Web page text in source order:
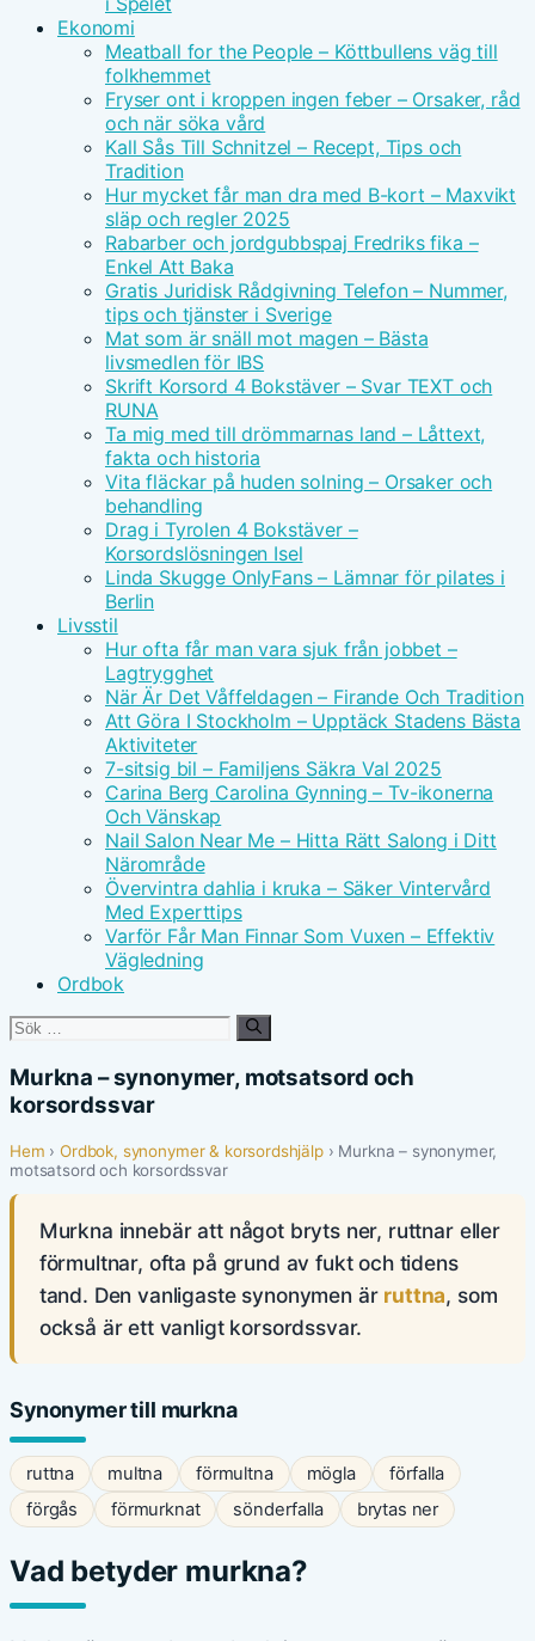
Ekonomi
Meatball for the People – Köttbullens väg till
folkhemmet
Fryser ont i kroppen ingen feber – Orsaker, råd
och när söka vård
Kall Sås Till Schnitzel – Recept, Tips och
Tradition
Hur mycket får man dra med B-kort – Maxvikt
släp och regler 2025
Rabarber och jordgubbspaj Fredriks fika –
Enkel Att Baka
Gratis Juridisk Rådgivning Telefon – Nummer,
tips och tjänster i Sverige
Mat som är snäll mot magen – Bästa
livsmedlen för IBS
Skrift Korsord 4 Bokstäver – Svar TEXT och
RUNA
Ta mig med till drömmarnas land – Låttext,
fakta och historia
Vita fläckar på huden solning – Orsaker och
behandling
Drag i Tyrolen 4 Bokstäver –
Korsordslösningen Isel
Linda Skugge OnlyFans – Lämnar för pilates i
Berlin
Livsstil
Hur ofta får man vara sjuk från jobbet –
Lagtrygghet
När Är Det Våffeldagen – Firande Och Tradition
Att Göra I Stockholm – Upptäck Stadens Bästa
Aktiviteter
7-sitsig bil – Familjens Säkra Val 2025
Carina Berg Carolina Gynning – Tv-ikonerna
Och Vänskap
Nail Salon Near Me – Hitta Rätt Salong i Ditt
Närområde
Övervintra dahlia i kruka – Säker Vintervård
Med Experttips
Varför Får Man Finnar Som Vuxen – Effektiv
Vägledning
Ordbok
Sök
Murkna – synonymer, motsatsord och
korsordssvar
Hem ›Ordbok, synonymer & korsordshjälp› Murkna – synonymer,
motsatsord och korsordssvar
Murkna innebär att något bryts ner, ruttnar eller
förmultnar, ofta på grund av fukt och tidens
tand. Den vanligaste synonymen är ruttna, som
också är ett vanligt korsordssvar.
Synonymer till murkna
ruttna multna förmultna mögla
förfalla
förgås
förmurknat sönderfalla brytas ner
Vad betyder murkna?